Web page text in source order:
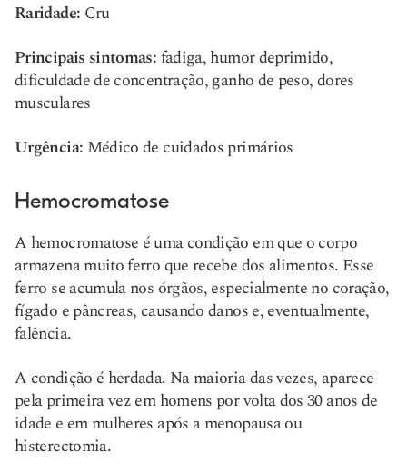
Raridade: Cru
Principais sintomas:fadiga, humor deprimido,
dificuldade de concentração, ganho de peso, dores
musculares
Urgência: Médico de cuidados primários
Hemocromatose
A hemocromatose é uma condição em que o corpo
armazena muito ferro que recebe dos alimentos. Esse
ferro se acumula nos órgãos, especialmente no coração,
fígado e pâncreas, causando danos e, eventualmente,
falência.
A condição é herdada. Na maioria das vezes, aparece
pela primeira vez em homens por volta dos 30 anos de
idade e em mulheres após a menopausa ou
histerectomia.